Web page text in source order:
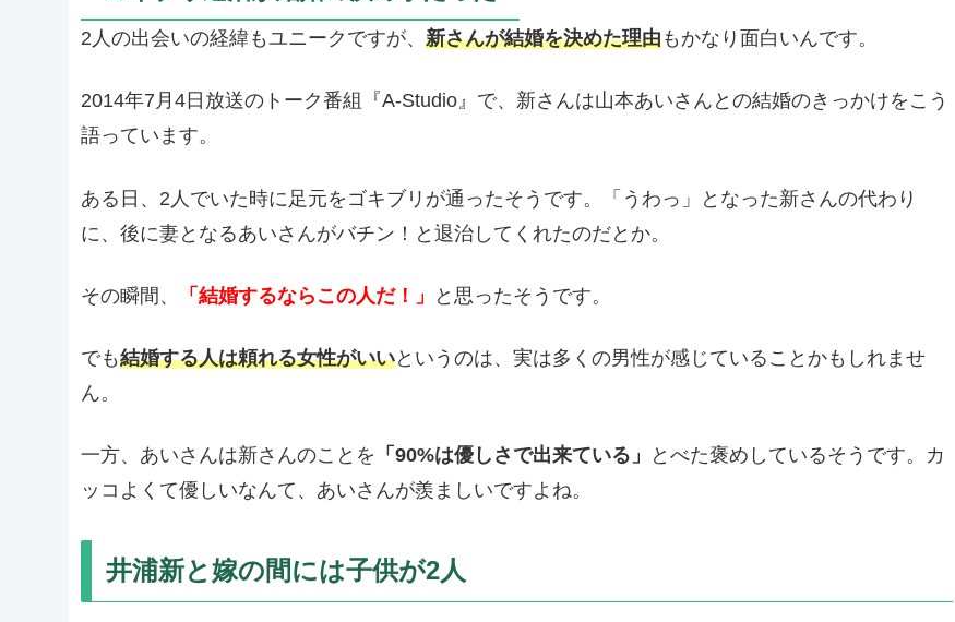
2人の出会いの経緯もユニークですが、 新さんが結婚を決めた理由もかなり面白いんです。
2014年7月4日放送のトーク番組『A-Studio』で、新さんは山本あいさんとの結婚のきっかけをこう
語っています。
ある日、2人でいた時に足元をゴキブリが通ったそうです。「うわっ」となった新さんの代わり
に、後に妻となるあいさんがバチン！と退治してくれたのだとか。
その瞬間、 「結婚するならこの人だ！」 と思ったそうです。
でも結婚する人は頼れる女性がいいというのは、実は多くの男性が感じていることかもしれませ
ん。
一方、あいさんは新さんのことを 「90%は優しさで出来ている」
とべた褒めしているそうです。カ
ッコよくて優しいなんて、あいさんが羨ましいですよね。
井浦新と嫁の間には子供が2人